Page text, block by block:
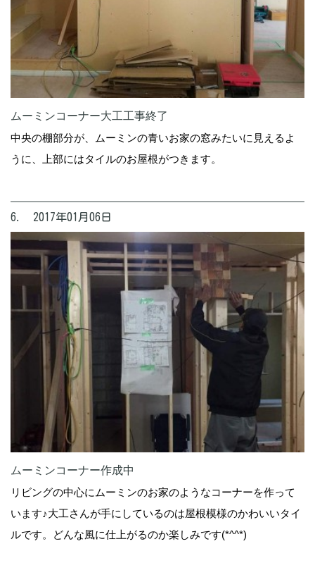
ムーミンコーナー大工工事終了
中央の棚部分が、ムーミンの青いお家の窓みたいに見えるよ
うに、上部にはタイルのお屋根がつきます。
6. 2017年01月06日
ムーミンコーナー作成中
リビングの中心にムーミンのお家のようなコーナーを作って
います♪大工さんが手にしているのは屋根模様のかわいいタイ
ルです。どんな風に仕上がるのか楽しみです(*^^*)